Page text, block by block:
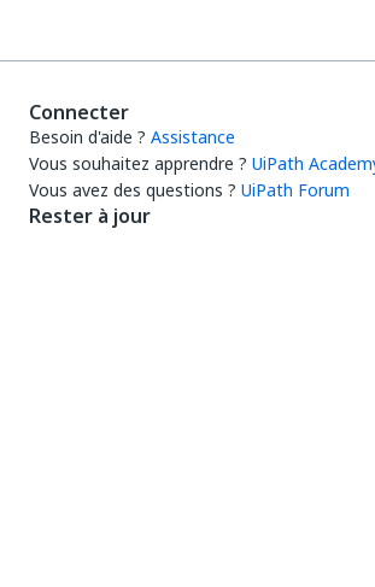
Connecter
Besoin d'aide ? Assistance
Vous souhaitez apprendre ? UiPath
Vous avez des questions ? UiPath Forum
Rester à jour